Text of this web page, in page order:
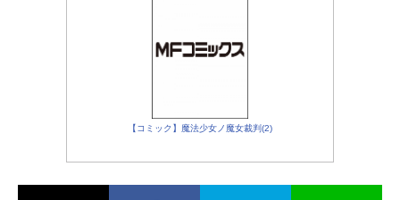
【コミック】魔法少女ノ魔女裁判(2)